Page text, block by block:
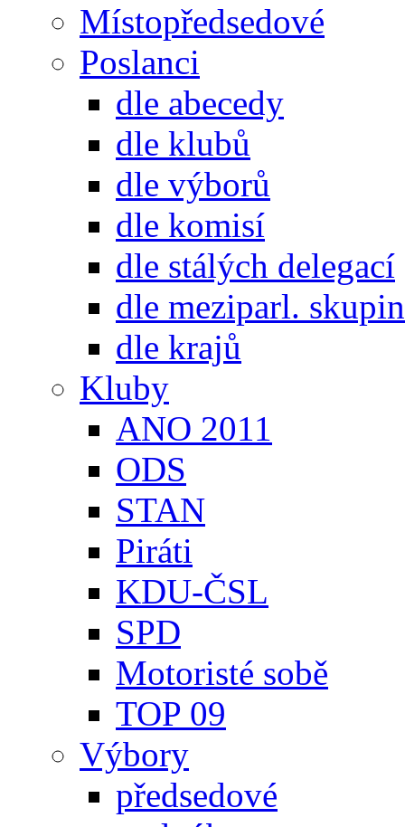
Místopředsedové
Poslanci
dle abecedy
dle klubů
dle výborů
dle komisí
dle stálých delegací
dle meziparl. skupin
dle krajů
Kluby
ANO 2011
ODS
STAN
Piráti
KDU-ČSL
SPD
Motoristé sobě
TOP 09
Výbory
předsedové